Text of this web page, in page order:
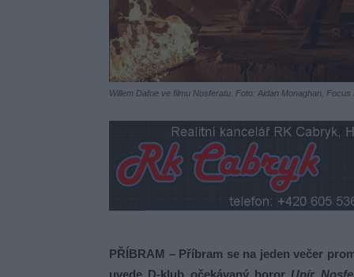
Willem Dafoe ve filmu Nosferatu. Foto: Aidan Monaghan, Focus
PŘÍBRAM – Příbram se na jeden večer
uvede D-klub očekávaný horor Upír